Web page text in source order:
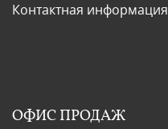
Контактная информация
ОФИС ПРОДАЖ